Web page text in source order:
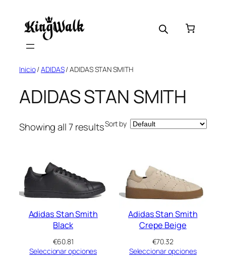
content
Inicio/ADIDAS/ ADIDAS STAN SMITH
ADIDAS STAN SMITH
Showing all 7 resultsSort by
Adidas Stan Smith
Black
€60.81
Seleccionar opciones
Adidas Stan Smith
Crepe Beige
€70.32
Seleccionar opciones